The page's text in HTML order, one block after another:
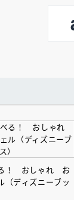
！ おしゃれ お
ディズニーブッ